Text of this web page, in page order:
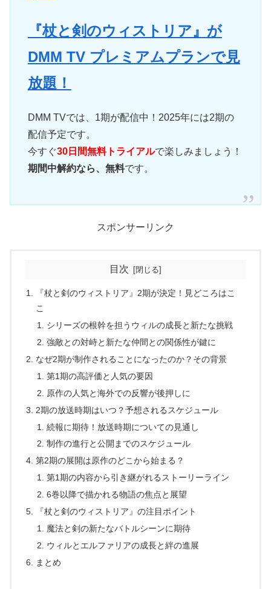
『杖と剣のウィストリア』が
DMM TV プレミアムプランで見
放題！
DMM TVでは、1期が配信中！2025年には2期の
配信予定です。
今すぐ30日間無料トライアルで楽しみましょう！
期間中解約なら、無料です。
スポンサーリンク
目次
『杖と剣のウィストリア』2期が決定！見どころはこ
こ
シリーズの根幹を担うウィルの成長と新たな挑戦
強敵との対峙と新たな仲間との関係性が鍵に
なぜ2期が制作されることになったのか？その背景
第1期の高評価と人気の要因
原作の人気と海外での反響が後押しに
2期の放送時期はいつ？予想されるスケジュール
続報に期待！放送時期についての見通し
制作の進行と公開までのスケジュール
第2期の展開は原作のどこから始まる？
第1期の内容から引き継がれるストーリーライン
6巻以降で描かれる物語の焦点と展望
『杖と剣のウィストリア』の注目ポイント
魔法と剣の新たなバトルシーンに期待
ウィルとエルファリアの成長と絆の進展
まとめ